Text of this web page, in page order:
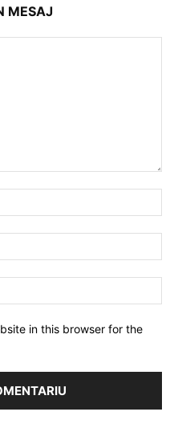
MESAJ
in this browser for the